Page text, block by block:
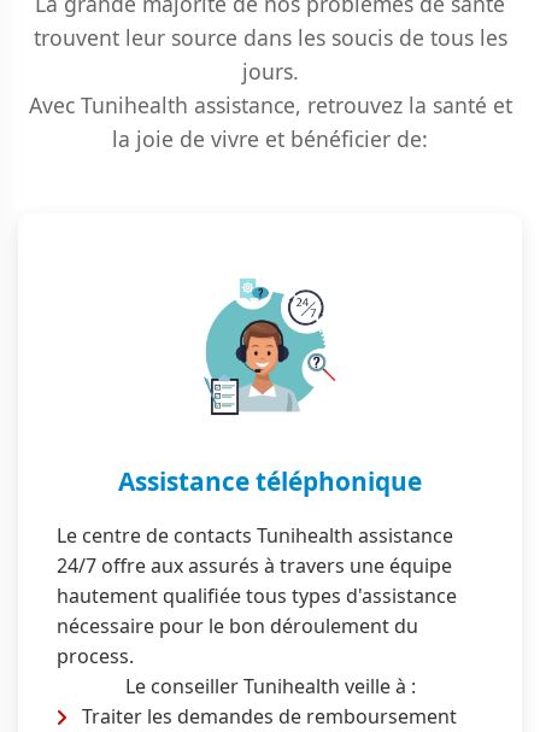
trouvent leur source dans les soucis de tous les
jours.
Avec Tunihealth assistance, retrouvez la santé et
la joie de vivre et bénéficier de:
Assistance téléphonique
Le centre de contacts Tunihealth assistance
24/7 offre aux assurés à travers une équipe
hautement qualifiée tous types d'assistance
nécessaire pour le bon déroulement du
process.
Le conseiller Tunihealth veille à :
Traiter les demandes de remboursement